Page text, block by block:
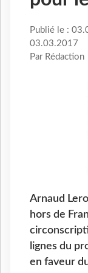
Publié le :
03.03.2017
Par Rédaction
Arnaud
hors de
lignes du
en faveur